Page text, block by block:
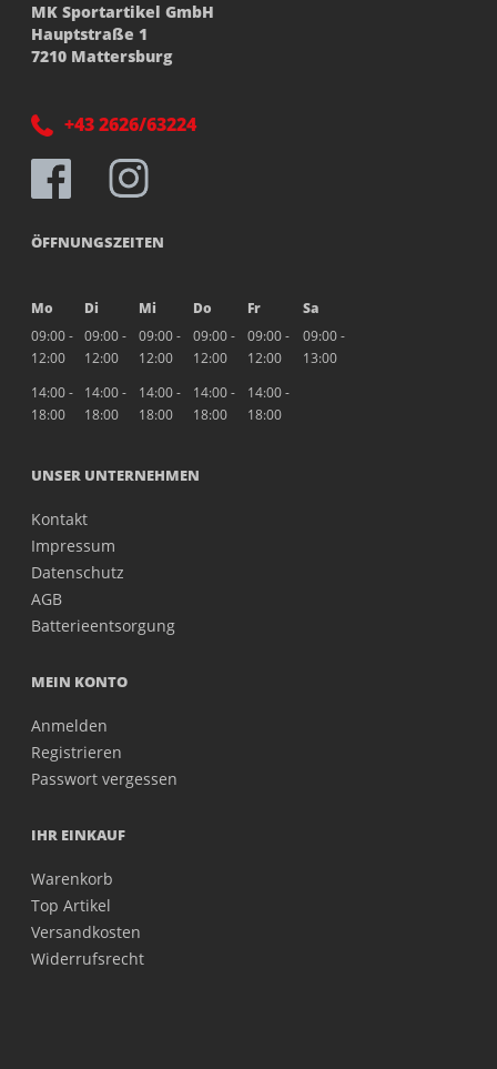
MK Sportartikel GmbH
Hauptstraße 1
7210 Mattersburg
+43 2626/63224
ÖFFNUNGSZEITEN
Mo Di Mi Do Fr
Sa
09:00 -
12:00
09:00 -
12:00
09:00 -
12:00
09:00 -
12:00
09:00 -
12:00
09:00 -
13:00
14:00 -
18:00
14:00 -
18:00
14:00 -
18:00
14:00 -
18:00
14:00 -
18:00
UNSER UNTERNEHMEN
Kontakt
Impressum
Datenschutz
AGB
Batterieentsorgung
MEIN KONTO
Anmelden
Registrieren
Passwort vergessen
IHR EINKAUF
Warenkorb
Top Artikel
Versandkosten
Widerrufsrecht